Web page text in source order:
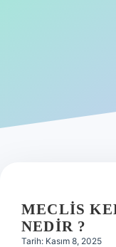
Hakkımızda
MECLIS
NEDIR ?
Tarih: Kasım 8, 2025